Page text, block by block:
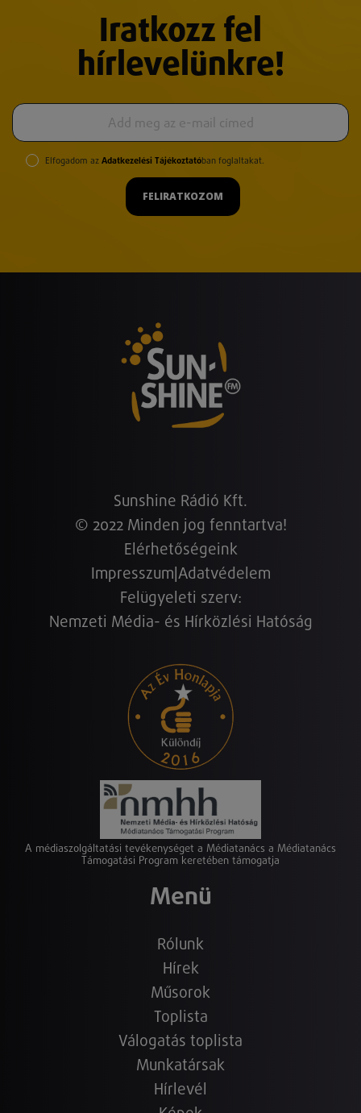
Iratkozz fel
hírlevelünkre!
Elfogadom az Adatkezelési Tájékoztatóban foglaltakat.
FELIRATKOZOM
Sunshine Rádió Kft.
© 2022 Minden jog fenntartva!
Elérhetőségeink
Impresszum Adatvédelem
Felügyeleti szerv:
Nemzeti Média- és Hírközlési Hatóság
A médiaszolgáltatási tevékenységet a Médiatanács a Médiatanács
Támogatási Program keretében támogatja
Menü
Rólunk
Hírek
Műsorok
Toplista
Válogatás toplista
Munkatársak
Hírlevél